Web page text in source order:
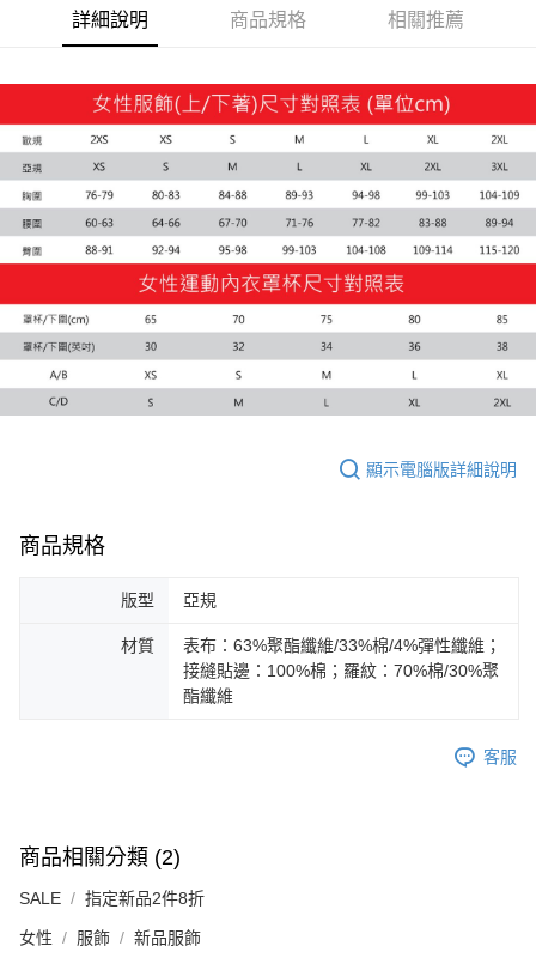
詳細說明 商品規格 相關推薦
顯示電腦版詳細說明
商品規格
版型 亞規
材質
表布：63%聚酯纖維/33%棉/4%彈性纖維；
接縫貼邊：100%棉；羅紋：70%棉/30%聚
酯纖維
客服
商品相關分類 (2)
SALE 指定新品2件8折
女性 服飾 新品服飾